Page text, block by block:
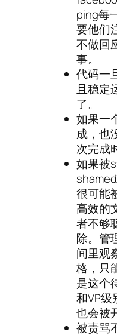
ping每
要他们
不做回
事。
代码一
且稳定
了。
如果一
成，也
次完成
如果被
很可能
高效的
者不够
除。管
间里观
格，只
是这个
和VP级
也会被
被责骂